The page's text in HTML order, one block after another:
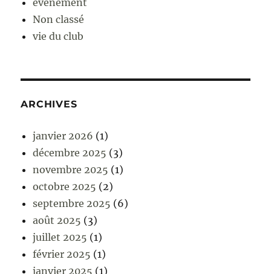
événement
Non classé
vie du club
ARCHIVES
janvier 2026 (1)
décembre 2025 (3)
novembre 2025 (1)
octobre 2025 (2)
septembre 2025 (6)
août 2025 (3)
juillet 2025 (1)
février 2025 (1)
janvier 2025 (1)